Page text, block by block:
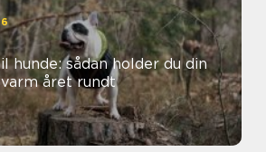
hunde: sådan holder du din
året rundt